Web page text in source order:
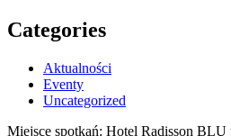
Categories
Aktualności
Eventy
Uncategorized
Miejsce spotkań: Hotel Radisson